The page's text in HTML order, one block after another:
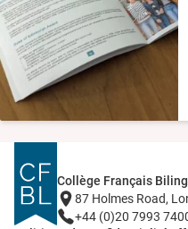
Collège Français
87 Holmes Road,
+44 (0)20 7993